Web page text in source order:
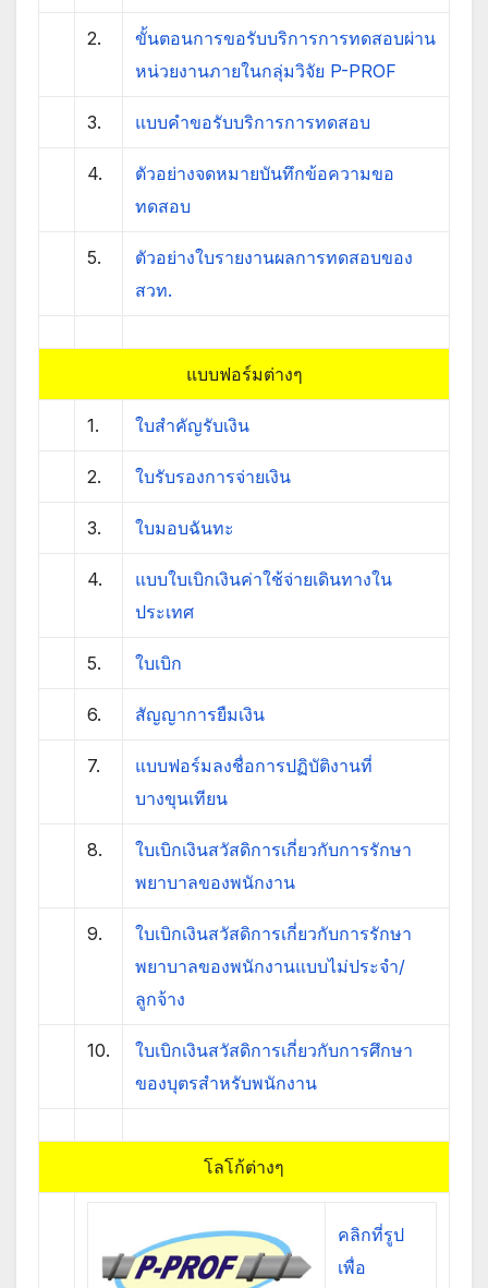
2.
ขั้นตอนการขอรับบริการการทดสอบผ่าน
หน่วยงานภายในกลุ่มวิจัย P-PROF
3. แบบคำขอรับบริการการทดสอบ
4.
ตัวอย่างจดหมายบันทึกข้อความขอ
ทดสอบ
5.
ตัวอย่างใบรายงานผลการทดสอบของ
สวท.
แบบฟอร์มต่างๆ
1. ใบสำคัญรับเงิน
2. ใบรับรองการจ่ายเงิน
3. ใบมอบฉันทะ
4.
แบบใบเบิกเงินค่าใช้จ่ายเดินทางใน
ประเทศ
5. ใบเบิก
6. สัญญาการยืมเงิน
7.
แบบฟอร์มลงชื่อการปฏิบัติงานที่
บางขุนเทียน
8.
ใบเบิกเงินสวัสดิการเกี่ยวกับการรักษา
พยาบาลของพนักงาน
9.
ใบเบิกเงินสวัสดิการเกี่ยวกับการรักษา
พยาบาลของพนักงานแบบไม่ประจำ/
ลูกจ้าง
10.
ใบเบิกเงินสวัสดิการเกี่ยวกับการศึกษา
ของบุตรสำหรับพนักงาน
โลโก้ต่างๆ
คลิกที่รูป
เพื่อ